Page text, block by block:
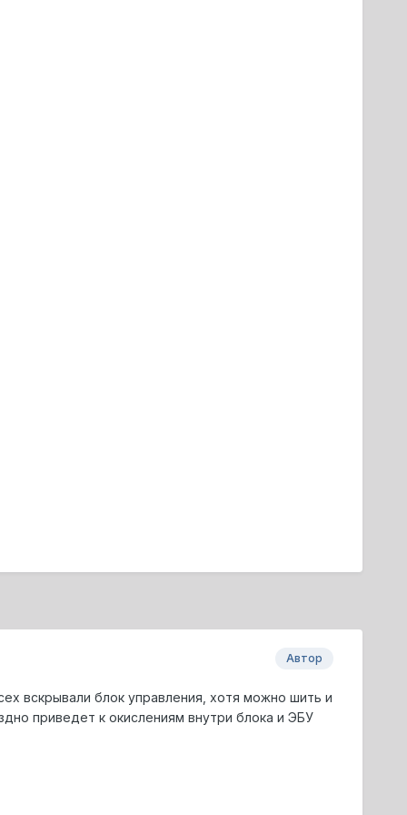
Автор
вскрывали блок управления, хотя можно шить и
приведет к окислениям внутри блока и ЭБУ